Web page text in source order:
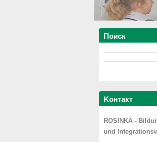
Поиск
Koнтакт
ROSINKA -
und